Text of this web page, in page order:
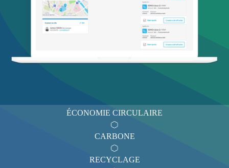
ÉCONOMIE CIRCULAIRE
CARBONE
RECYCLAGE